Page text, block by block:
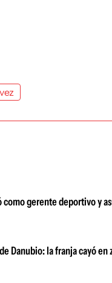
como gerente deportivo y
Danubio: la franja cayó